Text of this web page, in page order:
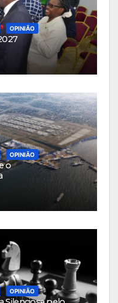
OPINIÃO
OPINIÃO
o
OPINIÃO